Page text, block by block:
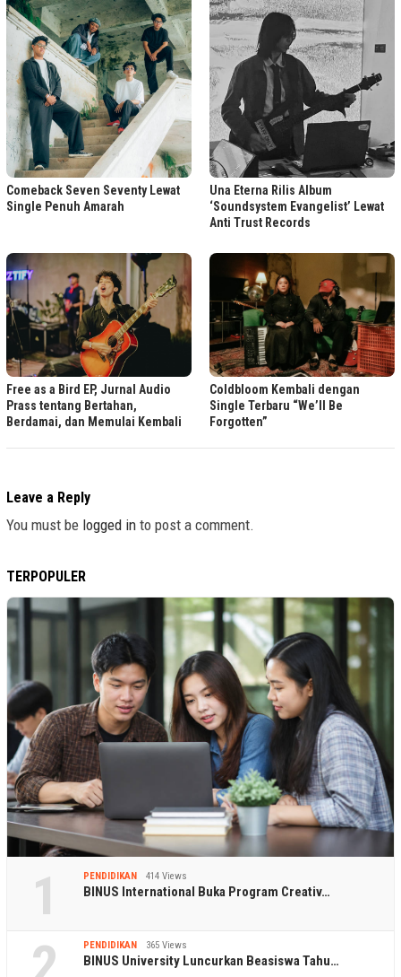
Comeback Seven Seventy Lewat
Single Penuh Amarah
Una Eterna Rilis Album
‘Soundsystem Evangelist’ Lewat
Anti Trust Records
Free as a Bird EP, Jurnal Audio
Prass tentang Bertahan,
Berdamai, dan Memulai Kembali
Coldbloom Kembali dengan
Single Terbaru “We’ll Be
Forgotten”
Leave a Reply
You must be logged in to post a comment.
TERPOPULER
1 PENDIDIKAN 414 Views
BINUS International Buka Program Creativ…
PENDIDIKAN 365 Views
BINUS University Luncurkan Beasiswa Tahu…